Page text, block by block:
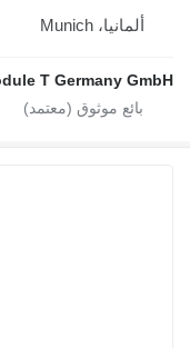
Module T